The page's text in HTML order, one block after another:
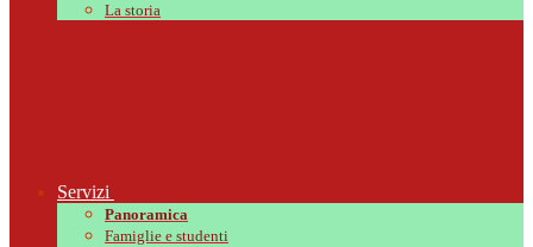
La storia
Servizi
Panoramica
Famiglie e studenti